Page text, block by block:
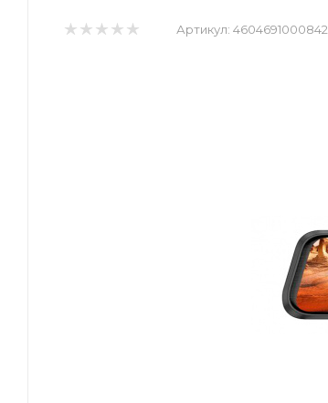
Артикул: 4604691000842